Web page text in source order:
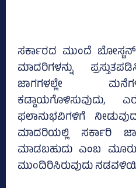
ಸರ್ಕಾರದ ಮುಂದೆ ಬೋಸ್ಟನ್
ಮಾದರಿಗಳನ್ನು
ಜಾಗಗಳಲ್ಲೇ
ಕಡ್ಡಾಯಗೊಳಿಸುವುದು,
ಫಲಾನುಭವಿಗಳಿಗೆ
ಮಾದರಿಯಲ್ಲಿ ಸರ್ಕಾರಿ
ಮಾಡಬಹುದು ಎಂಬ
ಮುಂದಿರಿಸಿರುವುದು